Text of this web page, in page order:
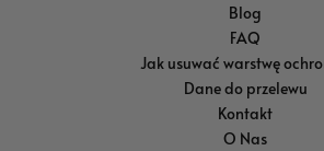
Blog
FAQ
Jak usuwać warstwę
Dane do przelewu
Kontakt
O Nas